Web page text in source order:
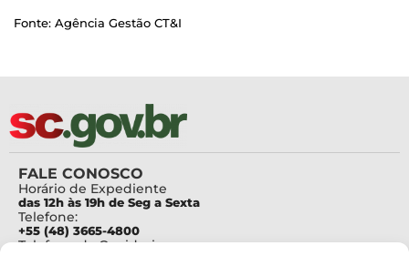
Fonte: Agência Gestão CT&I
FALE CONOSCO
Horário de Expediente
das 12h às 19h de Seg a Sexta
Telefone:
+55 (48) 3665-4800
Telefone da Ouvidoria